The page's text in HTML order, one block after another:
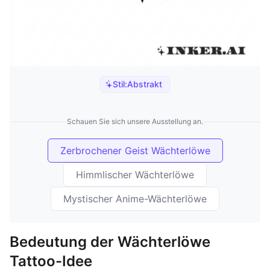
Stil:Abstrakt
Schauen Sie sich unsere Ausstellung an.
Zerbrochener Geist Wächterlöwe
Himmlischer Wächterlöwe
Mystischer Anime-Wächterlöwe
Bedeutung der Wächterlöwe
Tattoo-Idee